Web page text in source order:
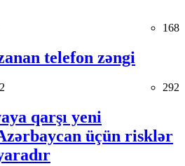
168
telefon zəngi
292
qarşı yeni
üçün risklər